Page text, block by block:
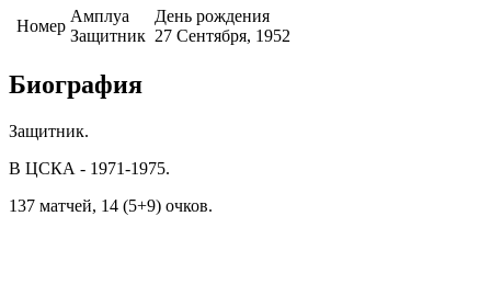
Номер
Амплуа
Защитник
День рождения
27 Сентября, 1952
Биография
Защитник.
В ЦСКА - 1971-1975.
137 матчей, 14 (5+9) очков.